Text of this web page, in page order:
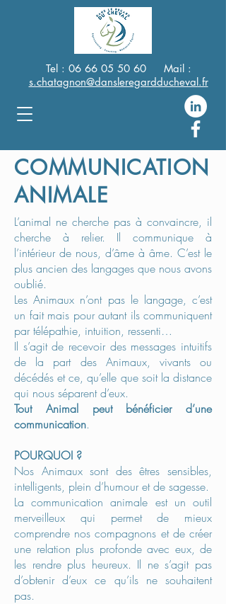
Tel : 06 66 05 50 60Mail :
s.chatagnon@dansleregardducheval.fr
COMMUNICATION
ANIMALE
L’animal ne cherche pas à convaincre, il
cherche à relier. Il communique à
l’intérieur de nous, d’âme à âme. C’est le
plus ancien des langages que nous avons
oublié.
Les Animaux n’ont pas le langage, c’est
un fait mais pour autant ils communiquent
par télépathie, intuition, ressenti…
Il s’agit de recevoir des messages intuitifs
de la part des Animaux, vivants ou
décédés et ce, qu’elle que soit la distance
qui nous séparent d’eux.
Tout Animal peut bénéficier d’une
communication.
POURQUOI ?
Nos Animaux sont des êtres sensibles,
intelligents, plein d’humour et de sagesse.
La communication animale est un outil
merveilleux qui permet de mieux
comprendre nos compagnons et de créer
une relation plus profonde avec eux, de
les rendre plus heureux. Il ne s’agit pas
d’obtenir d’eux ce qu’ils ne souhaitent
pas.